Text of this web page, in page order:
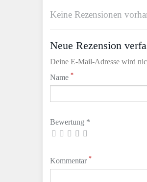
Keine Rezensionen
Neue Rezension
Deine E-Mail-Adresse wird
Name *
Bewertung *
Kommentar *